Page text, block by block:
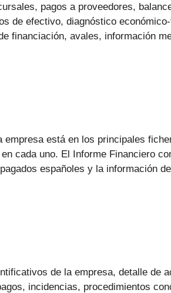
pagos a proveedores,
de efectivo, diagnóstico
financiación, avales, información
está en los principales
cada uno. El Informe Financiero
españoles y la información
de la empresa, detalle de
incidencias, procedimientos